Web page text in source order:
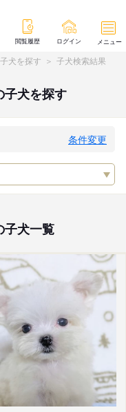
閲覧履歴 ログイン メニュー
犬を探す 子犬検索結果
子犬を探す
条件変更
子犬一覧